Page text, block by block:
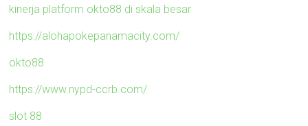
kinerja platform okto88 di skala besar
https://alohapokepanamacity.com/
okto88
https://www.nypd-ccrb.com/
slot 88